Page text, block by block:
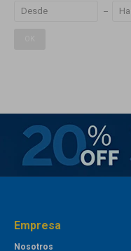
Empresa
Nosotros